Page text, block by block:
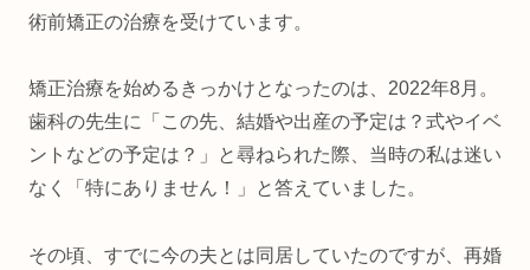
術前矯正の治療を受けています。
矯正治療を始めるきっかけとなったのは、2022年8月。
歯科の先生に「この先、結婚や出産の予定は？式やイベ
ントなどの予定は？」と尋ねられた際、当時の私は迷い
なく「特にありません！」と答えていました。
その頃、すでに今の夫とは同居していたのですが、再婚